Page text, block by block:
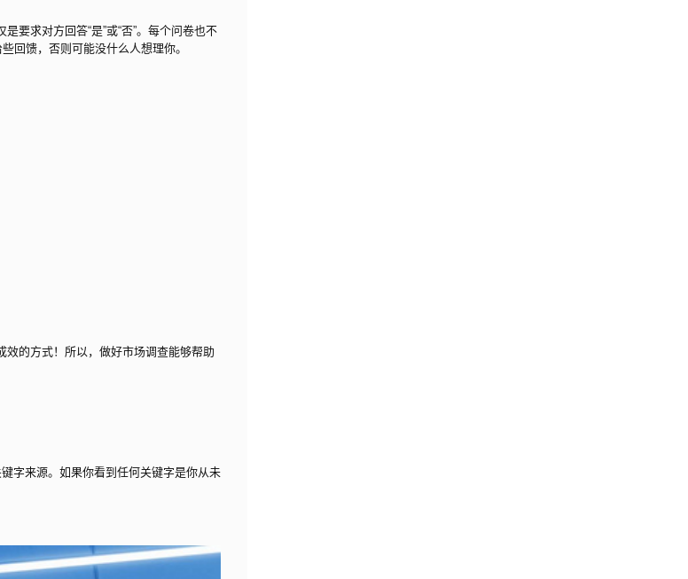
要求对方回答“是”或“否”。每个问卷也不
回馈，否则可能没什么人想理你。
的方式！所以，做好市场调查能够帮助
字来源。如果你看到任何关键字是你从未